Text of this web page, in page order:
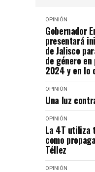
OPINIÓN
Gobernador
presentará
de Jalisco
de género
2024 y en lo
OPINIÓN
Una luz
OPINIÓN
La 4T utiliza
como
Téllez
OPINIÓN